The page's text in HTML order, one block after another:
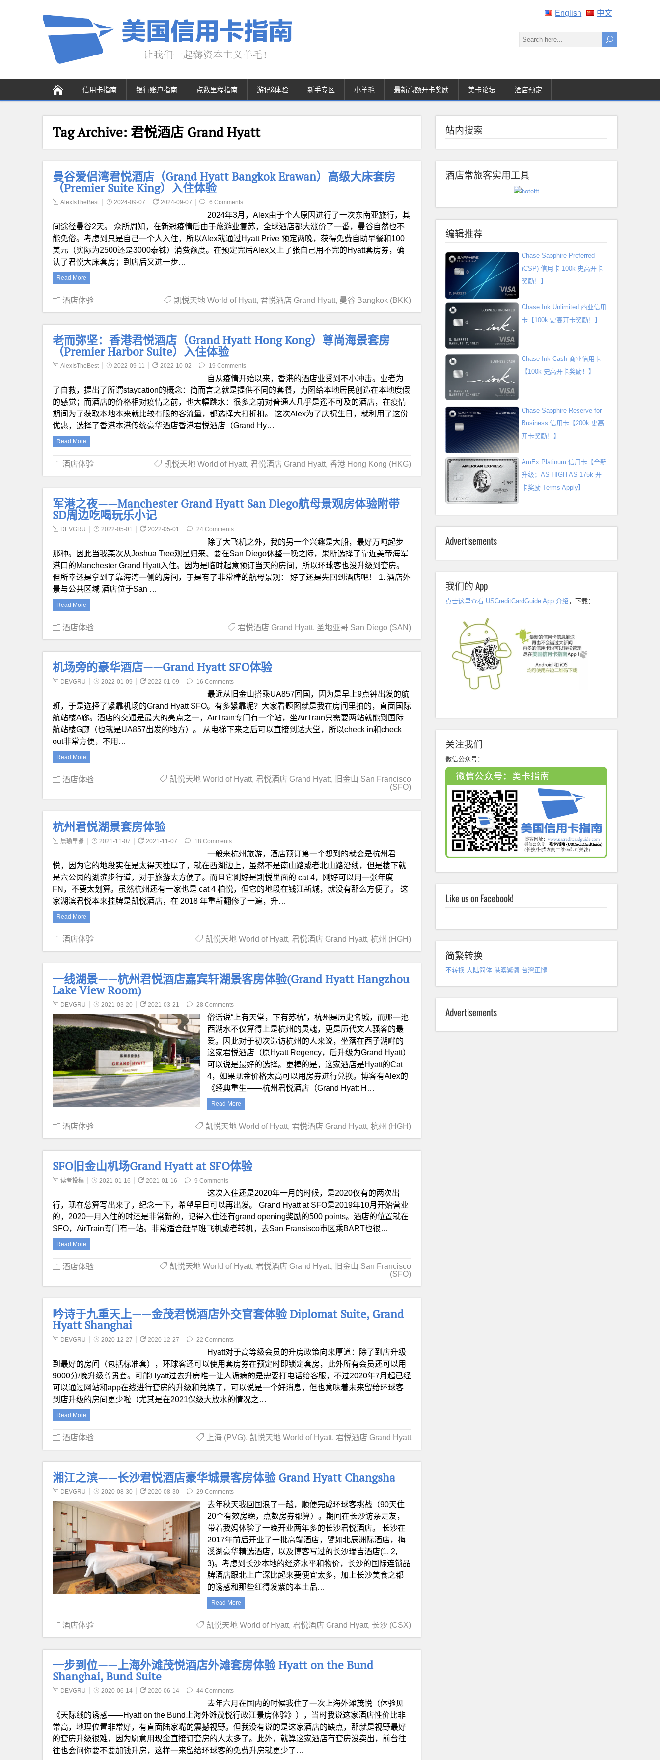
English 中文
信用卡指南 银行账户指南 点数里程指南 游记&体验 新手专区 小羊毛 最新高额开卡奖励 美卡论坛 酒店预定
Tag Archive: 君悦酒店 Grand Hyatt
曼谷爱侣湾君悦酒店（Grand Hyatt Bangkok Erawan）高级大床套房
（Premier Suite King）入住体验
AlexIsTheBest 2024-09-07 2024-09-07 6 Comments
2024年3月，Alex由于个人原因进行了一次东南亚旅行，其
间途径曼谷2天。 众所周知，在新冠疫情后由于旅游业复苏，全球酒店都大涨价了一番，曼谷自然也不
能免俗。考虑到只是自己一个人入住，所以Alex就通过Hyatt Prive 预定两晚，获得免费自助早餐和100
美元（实际为2500还是3000泰铢）消费额度。在预定完后Alex又上了张自己用不完的Hyatt套房券，确
认了君悦大床套房；到店后又进一步…
Read More
酒店体验 凯悦天地 World of Hyatt, 君悦酒店 Grand Hyatt, 曼谷 Bangkok (BKK)
老而弥坚：香港君悦酒店（Grand Hyatt Hong Kong）尊尚海景套房
（Premier Harbor Suite）入住体验
AlexIsTheBest 2022-09-11 2022-10-02 19 Comments
自从疫情开始以来，香港的酒店业受到不小冲击。业者为
了自救，提出了所谓staycation的概念：简而言之就是提供不同的套餐，力图给本地居民创造在本地度假
的感觉；而酒店的价格相对疫情之前，也大幅跳水：很多之前对普通人几乎是遥不可及的酒店，在疫情
期间为了获取本地本来就比较有限的客流量，都选择大打折扣。 这次Alex为了庆祝生日，就利用了这份
优惠，选择了香港本港传统豪华酒店香港君悦酒店（Grand Hy…
Read More
酒店体验 凯悦天地 World of Hyatt, 君悦酒店 Grand Hyatt, 香港 Hong Kong (HKG)
军港之夜——Manchester Grand Hyatt San Diego航母景观房体验附带
SD周边吃喝玩乐小记
DEVGRU 2022-05-01 2022-05-01 24 Comments
除了大飞机之外，我的另一个兴趣是大船，最好万吨起步
那种。因此当我某次从Joshua Tree观星归来、要在San Diego休整一晚之际，果断选择了靠近美帝海军
港口的Manchester Grand Hyatt入住。因为是临时起意预订当天的房间，所以环球客也没升级到套房。
但所幸还是拿到了靠海湾一侧的房间，于是有了非常棒的航母景观： 好了还是先回到酒店吧！ 1. 酒店外
景与公共区域 酒店位于San …
Read More
酒店体验 君悦酒店 Grand Hyatt, 圣地亚哥 San Diego (SAN)
机场旁的豪华酒店——Grand Hyatt SFO体验
DEVGRU 2022-01-09 2022-01-09 16 Comments
最近从旧金山搭乘UA857回国，因为是早上9点钟出发的航
班，于是选择了紧靠机场的Grand Hyatt SFO。有多紧靠呢？大家看题图就是我在房间里拍的，直面国际
航站楼A廊。酒店的交通是最大的亮点之一，AirTrain专门有一个站，坐AirTrain只需要两站就能到国际
航站楼G廊（也就是UA857出发的地方）。 从电梯下来之后可以直接到达大堂，所以check in和check
out非常方便，不用…
Read More
酒店体验 凯悦天地 World of Hyatt, 君悦酒店 Grand Hyatt,
旧金山 San Francisco
(SFO)
杭州君悦湖景套房体验
晨瑜早雅 2021-11-07 2021-11-07 18 Comments
一般来杭州旅游，酒店预订第一个想到的就会是杭州君
悦，因为它的地段实在是太得天独厚了，就在西湖边上，虽然不是南山路或者北山路沿线，但是楼下就
是六公园的湖滨步行道，对于旅游太方便了。而且它刚好是凯悦里面的 cat 4，刚好可以用一张年度
FN，不要太划算。虽然杭州还有一家也是 cat 4 柏悦，但它的地段在钱江新城，就没有那么方便了。 这
家湖滨君悦本来挂牌是凯悦酒店，在 2018 年重新翻修了一遍，升…
Read More
酒店体验 凯悦天地 World of Hyatt, 君悦酒店 Grand Hyatt, 杭州 (HGH)
一线湖景——杭州君悦酒店嘉宾轩湖景客房体验(Grand Hyatt Hangzhou
Lake View Room)
DEVGRU 2021-03-20 2021-03-21 28 Comments
俗话说“上有天堂，下有苏杭”，杭州是历史名城，而那一池
西湖水不仅算得上是杭州的灵魂，更是历代文人骚客的最
爱。因此对于初次造访杭州的人来说，坐落在西子湖畔的
这家君悦酒店（原Hyatt Regency，后升级为Grand Hyatt）
可以说是最好的选择。更棒的是，这家酒店是Hyatt的Cat
4，如果现金价格太高可以用房券进行兑换。博客有Alex的
《经典重生——杭州君悦酒店（Grand Hyatt H…
Read More
酒店体验 凯悦天地 World of Hyatt, 君悦酒店 Grand Hyatt, 杭州 (HGH)
SFO旧金山机场Grand Hyatt at SFO体验
读者投稿 2021-01-16 2021-01-16 9 Comments
这次入住还是2020年一月的时候，是2020仅有的两次出
行，现在总算写出来了，纪念一下，希望早日可以再出发。 Grand Hyatt at SFO是2019年10月开始营业
的，2020一月入住的时还是非常新的，记得入住还有grand opening奖励的500 points。酒店的位置就在
SFO，AirTrain专门有一站。非常适合赶早班飞机或者转机，去San Fransisco市区乘BART也很…
Read More
酒店体验 凯悦天地 World of Hyatt, 君悦酒店 Grand Hyatt,
旧金山 San Francisco
(SFO)
吟诗于九重天上——金茂君悦酒店外交官套体验 Diplomat Suite, Grand
Hyatt Shanghai
DEVGRU 2020-12-27 2020-12-27 22 Comments
Hyatt对于高等级会员的升房政策向来厚道：除了到店升级
到最好的房间（包括标准套），环球客还可以使用套房券在预定时即锁定套房，此外所有会员还可以用
9000分/晚升级尊贵套。可能Hyatt过去升房唯一让人诟病的是需要打电话给客服，不过2020年7月起已经
可以通过网站和app在线进行套房的升级和兑换了，可以说是一个好消息，但也意味着未来留给环球客
到店升级的房间更少啦（尤其是在2021保级大放水的情况之…
Read More
酒店体验 上海 (PVG), 凯悦天地 World of Hyatt, 君悦酒店 Grand Hyatt
湘江之滨——长沙君悦酒店豪华城景客房体验 Grand Hyatt Changsha
DEVGRU 2020-08-30 2020-08-30 29 Comments
去年秋天我回国浪了一趟，顺便完成环球客挑战（90天住
20个有效房晚，点数房券都算）。期间在长沙访亲走友，
带着我妈体验了一晚开业两年多的长沙君悦酒店。 长沙在
2017年前后开业了一批高端酒店，譬如北辰洲际酒店，梅
溪湖豪华精选酒店，以及博客写过的长沙瑞吉酒店(1, 2,
3)。考虑到长沙本地的经济水平和物价，长沙的国际连锁品
牌酒店跟北上广深比起来要便宜太多，加上长沙美食之都
的诱惑和那些红得发紫的本土品…
Read More
酒店体验 凯悦天地 World of Hyatt, 君悦酒店 Grand Hyatt, 长沙 (CSX)
一步到位——上海外滩茂悦酒店外滩套房体验 Hyatt on the Bund
Shanghai, Bund Suite
DEVGRU 2020-06-14 2020-06-14 44 Comments
去年六月在国内的时候我住了一次上海外滩茂悦（体验见
《天际线的诱惑——Hyatt on the Bund上海外滩茂悦行政江景房体验》），当时我说这家酒店性价比非
常高，地理位置非常好，有直面陆家嘴的震撼视野。但我没有说的是这家酒店的缺点，那就是视野最好
的套房升级很难，因为愿意用现金直接订套房的人太多了。此外，就算这家酒店有套房没卖出，前台往
往也会问你要不要加钱升房，这样一来留给环球客的免费升房就更少了…
站内搜索
酒店常旅客实用工具
编辑推荐
Chase Sapphire Preferred
(CSP) 信用卡 100k 史高开卡
奖励！】
Chase Ink Unlimited 商业信用
卡【100k 史高开卡奖励！】
Chase Ink Cash 商业信用卡
【100k 史高开卡奖励！】
Chase Sapphire Reserve for
Business 信用卡【200k 史高
开卡奖励！】
AmEx Platinum 信用卡【全新
升级；AS HIGH AS 175k 开
卡奖励 Terms Apply】
Advertisements
我们的 App
点击这里查看 USCreditCardGuide App 介绍 ，下载：
关注我们
微信公众号：
Like us on Facebook!
简繁转换
不转换 大陆简体 港澳繁體 台灣正體
Advertisements